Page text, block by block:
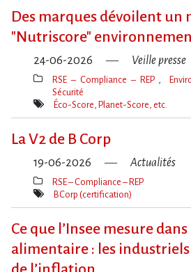
Des marques dévoilent un
"Nutriscore"
24-06-2026 Veille presse
Thèmes(s)
RSE – Compliance – REP
Sécurité
Mot(s)-
Éco-Score, Planet-Score, etc.
La V2 de B Corp
19-06-2026 Actualités
Thèmes(s)
RSE – Compliance – REP
Mot(s)-
BCorp (certification)
Ce que l​‌’Insee mesure
alimentaire : les